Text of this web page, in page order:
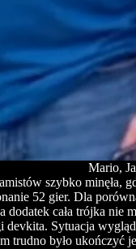
Mario,
szybko minęła,
52 gier. Dla
dodatek cała trójka nie
devkita. Sytuacja
trudno było ukończyć